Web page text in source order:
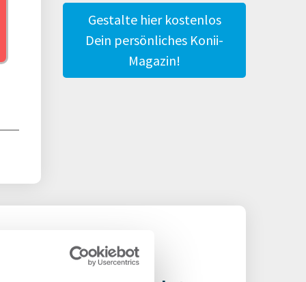
Gestalte hier kostenlos
Dein persönliches Konii-
Magazin!